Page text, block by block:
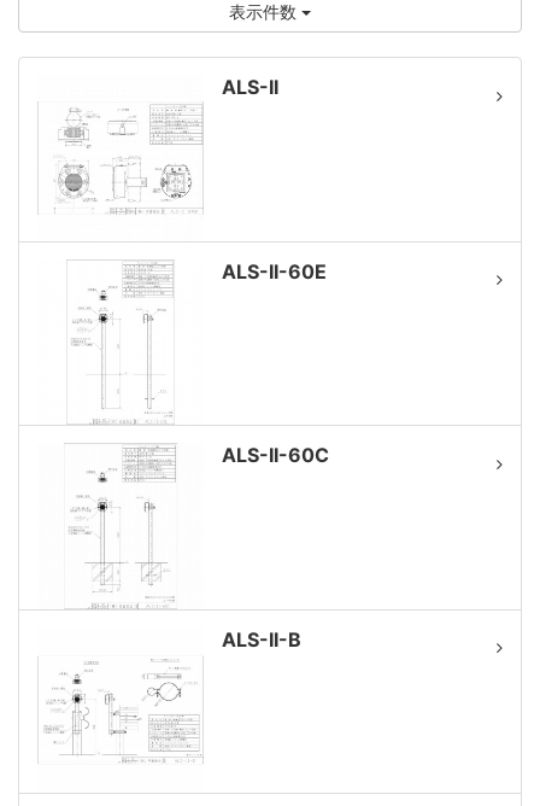
表示件数
ALS-II
ALS-II-60E
ALS-II-60C
ALS-II-B